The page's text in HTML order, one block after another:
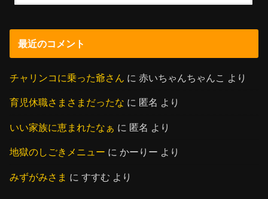
最近のコメント
チャリンコに乗った爺さん に赤いちゃんちゃんこ より
育児休職さまさまだったな に 匿名 より
いい家族に恵まれたなぁ に 匿名 より
地獄のしごきメニュー にかーりー より
みずがみさま にすすむ より